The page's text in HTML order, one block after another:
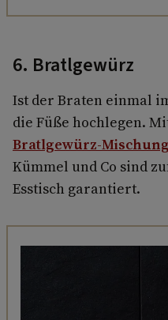
6. Bratlgewürz
Ist der Braten einmal
die Füße hochlegen.
Bratlgewürz-Mischung
Kümmel und Co sind
Esstisch garantiert.